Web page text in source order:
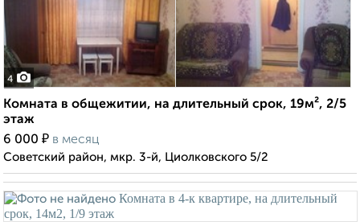
4
Комната в общежитии, на длительный срок, 19м², 2/5
этаж
6 000 ₽ в месяц
Советский район, мкр. 3-й, Циолковского 5/2